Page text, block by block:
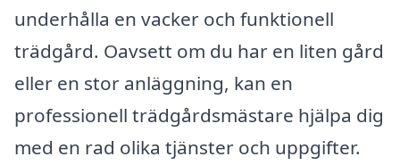
underhålla en vacker och funktionell
trädgård. Oavsett om du har en liten gård
eller en stor anläggning, kan en
professionell trädgårdsmästare hjälpa dig
med en rad olika tjänster och uppgifter.